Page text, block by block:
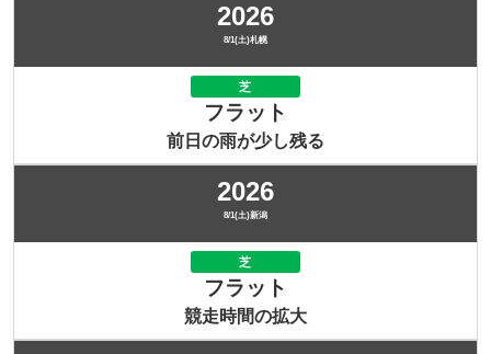
2026
8/1(土)札幌
芝
フラット
前日の雨が少し残る
2026
8/1(土)新潟
芝
フラット
競走時間の拡大